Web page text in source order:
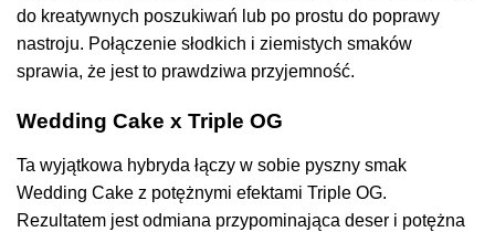
do kreatywnych poszukiwań lub po prostu do poprawy
nastroju. Połączenie słodkich i ziemistych smaków
sprawia, że jest to prawdziwa przyjemność.
Wedding Cake x Triple OG
Ta wyjątkowa hybryda łączy w sobie pyszny smak
Wedding Cake z potężnymi efektami Triple OG.
Rezultatem jest odmiana przypominająca deser i potężna